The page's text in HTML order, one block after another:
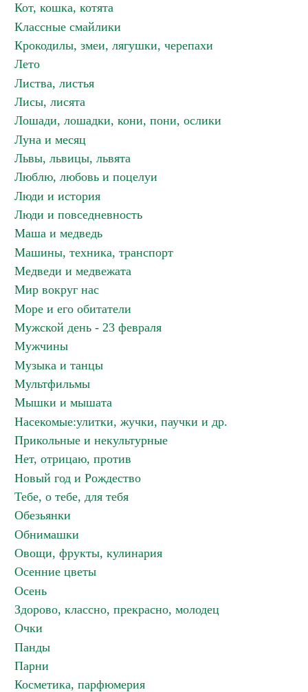
Кот, кошка, котята
Классные смайлики
Крокодилы, змеи, лягушки, черепахи
Лето
Листва, листья
Лисы, лисята
Лошади, лошадки, кони, пони, ослики
Луна и месяц
Львы, львицы, львята
Люблю, любовь и поцелуи
Люди и история
Люди и повседневность
Маша и медведь
Машины, техника, транспорт
Медведи и медвежата
Мир вокруг нас
Море и его обитатели
Мужской день - 23 февраля
Мужчины
Музыка и танцы
Мультфильмы
Мышки и мышата
Насекомые:улитки, жучки, паучки и др.
Прикольные и некультурные
Нет, отрицаю, против
Новый год и Рождество
Тебе, о тебе, для тебя
Обезьянки
Обнимашки
Овощи, фрукты, кулинария
Осенние цветы
Осень
Здорово, классно, прекрасно, молодец
Очки
Панды
Парни
Косметика, парфюмерия